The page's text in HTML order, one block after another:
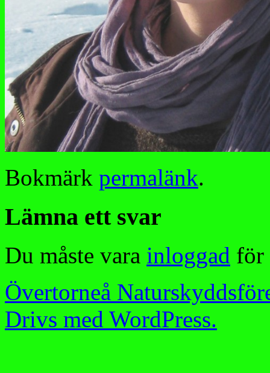
Bokmärk permalänk.
Lämna ett svar
Du måste vara inloggad för
Övertorneå
Drivs med WordPress.